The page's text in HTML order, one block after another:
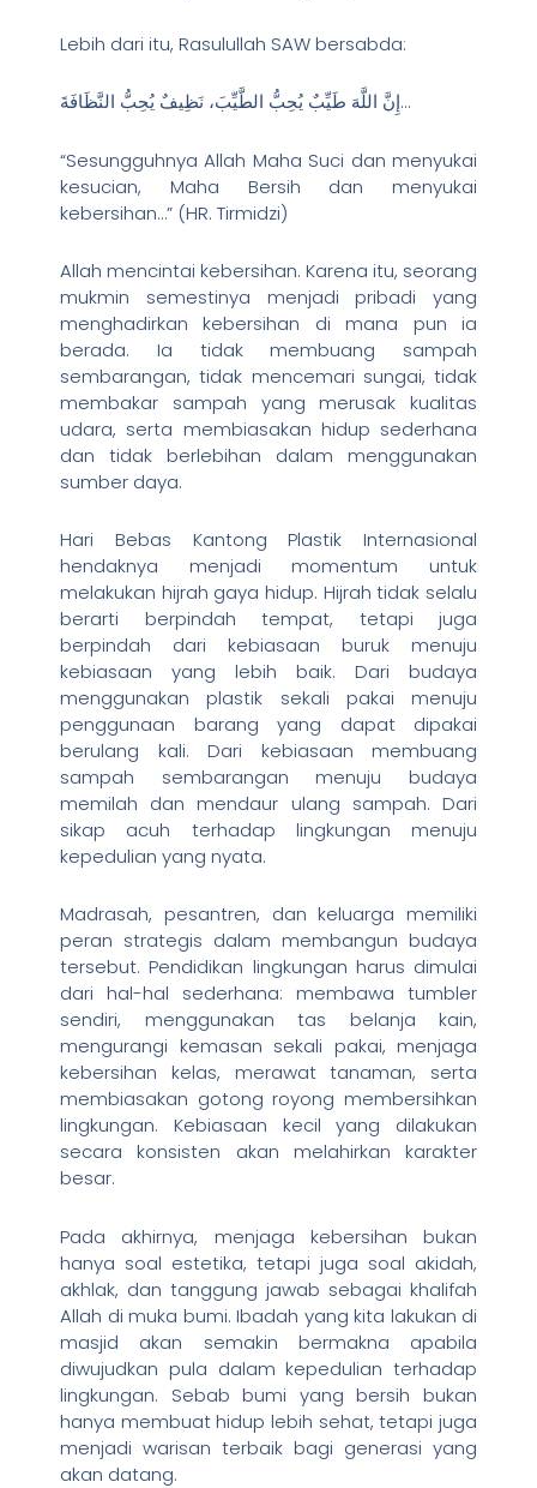
Lebih dari itu, Rasulullah SAW bersabda:
إِنَّ اللَّهَ طَيِّبٌ يُحِبُّ الطَّيِّبَ، نَظِيفٌ يُحِبُّ النَّظَافَةَ…
“Sesungguhnya Allah Maha Suci dan menyukai
kesucian, Maha Bersih dan menyukai
kebersihan…” (HR. Tirmidzi)
Allah mencintai kebersihan. Karena itu, seorang
mukmin semestinya menjadi pribadi yang
menghadirkan kebersihan di mana pun ia
berada. Ia tidak membuang sampah
sembarangan, tidak mencemari sungai, tidak
membakar sampah yang merusak kualitas
udara, serta membiasakan hidup sederhana
dan tidak berlebihan dalam menggunakan
sumber daya.
Hari Bebas Kantong Plastik Internasional
hendaknya menjadi momentum untuk
melakukan hijrah gaya hidup. Hijrah tidak selalu
berarti berpindah tempat, tetapi juga
berpindah dari kebiasaan buruk menuju
kebiasaan yang lebih baik. Dari budaya
menggunakan plastik sekali pakai menuju
penggunaan barang yang dapat dipakai
berulang kali. Dari kebiasaan membuang
sampah sembarangan menuju budaya
memilah dan mendaur ulang sampah. Dari
sikap acuh terhadap lingkungan menuju
kepedulian yang nyata.
Madrasah, pesantren, dan keluarga memiliki
peran strategis dalam membangun budaya
tersebut. Pendidikan lingkungan harus dimulai
dari hal-hal sederhana: membawa tumbler
sendiri, menggunakan tas belanja kain,
mengurangi kemasan sekali pakai, menjaga
kebersihan kelas, merawat tanaman, serta
membiasakan gotong royong membersihkan
lingkungan. Kebiasaan kecil yang dilakukan
secara konsisten akan melahirkan karakter
besar.
Pada akhirnya, menjaga kebersihan bukan
hanya soal estetika, tetapi juga soal akidah,
akhlak, dan tanggung jawab sebagai khalifah
Allah di muka bumi. Ibadah yang kita lakukan di
masjid akan semakin bermakna apabila
diwujudkan pula dalam kepedulian terhadap
lingkungan. Sebab bumi yang bersih bukan
hanya membuat hidup lebih sehat, tetapi juga
menjadi warisan terbaik bagi generasi yang
akan datang.